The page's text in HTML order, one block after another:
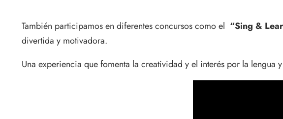
También participamos en diferentes concursos como el “Sing &
divertida y motivadora.
Una experiencia que fomenta la creatividad y el interés por la lengua